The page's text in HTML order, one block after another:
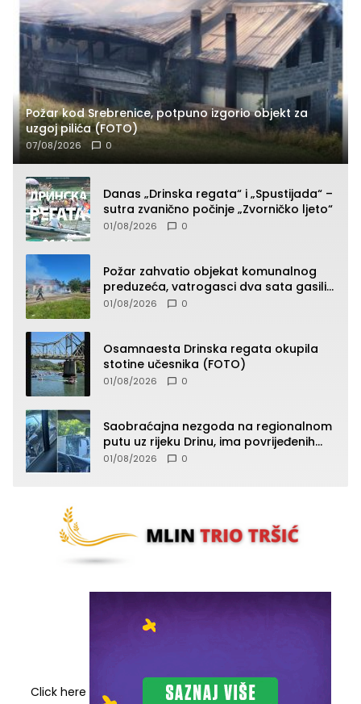
Požar kod Srebrenice, potpuno izgorio objekt za
uzgoj pilića (FOTO)
07/08/2026 0
Danas „Drinska regata“ i „Spustijada“ –
sutra zvanično počinje „Zvorničko ljeto“
01/08/2026 0
Požar zahvatio objekat komunalnog
preduzeća, vatrogasci dva sata gasili
vatru (FOTO)
01/08/2026 0
Osamnaesta Drinska regata okupila
stotine učesnika (FOTO)
01/08/2026 0
Saobraćajna nezgoda na regionalnom
putu uz rijeku Drinu, ima povrijeđenih
lica (FOTO)
01/08/2026 0
Click here